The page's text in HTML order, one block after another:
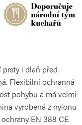
i dlaň před
Flexibilní ochranná
pohybu a má velmi
vyrobená z nylonu
EN 388 CE